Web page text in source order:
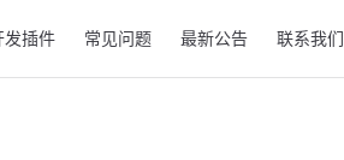
发插件 常见问题 最新公告 联系我们